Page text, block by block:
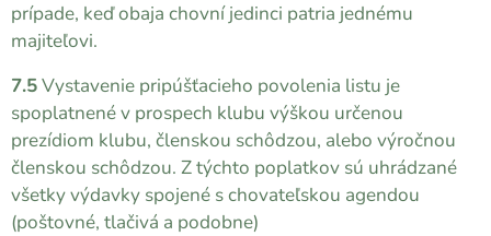
prípade, keď obaja chovní jedinci patria jednému
majiteľovi.
7.5Vystavenie pripúšťacieho povolenia listu je
spoplatnené v prospech klubu výškou určenou
prezídiom klubu, členskou schôdzou, alebo výročnou
členskou schôdzou. Z týchto poplatkov sú uhrádzané
všetky výdavky spojené s chovateľskou agendou
(poštovné, tlačivá a podobne)